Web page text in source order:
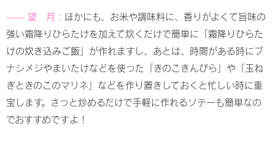
—— 望 月： ほかにも、お米や調味料に、香りがよくて旨味の
強い霜降りひらたけを加えて炊くだけで簡単に 「霜降りひらた
けの炊き込みご飯」 が作れますし、あとは、時間がある時にブ
ナシメジやまいたけなどを使った「きのこきんぴら」や「玉ね
ぎときのこのマリネ」などを作り置きしておくと忙しい時に重
宝します。さっと炒めるだけで手軽に作れるソテーも簡単なの
でおすすめですよ！